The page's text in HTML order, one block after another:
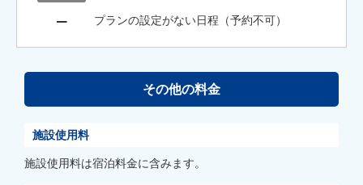
プランの設定がない日程（予約不可）
その他の料金
施設使用料
施設使用料は宿泊料金に含みます。